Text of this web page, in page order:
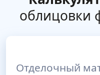
облицовки
Отделочный